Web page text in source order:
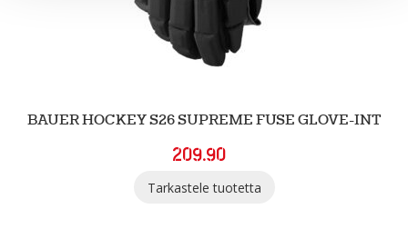
BAUER HOCKEY S26 SUPREME FUSE GLOVE-INT
209.90
Tarkastele tuotetta